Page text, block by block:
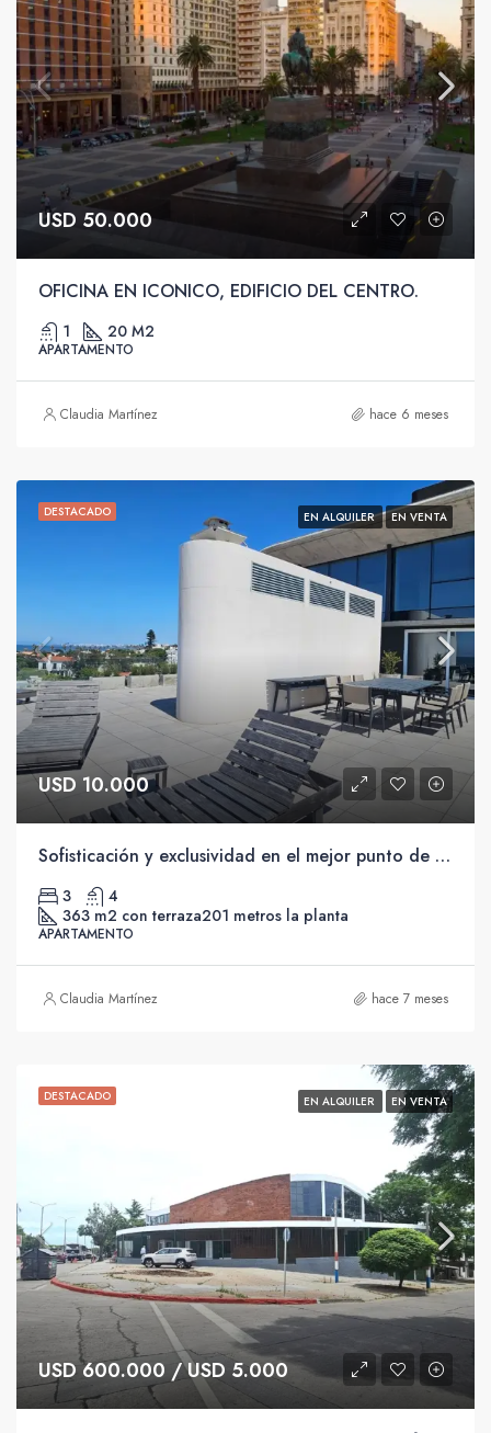
USD 50.000
OFICINA EN ICONICO, EDIFICIO DEL CENTRO.
1 20 M2
APARTAMENTO
Claudia Martínez hace 6 meses
DESTACADO EN ALQUILER EN VENTA
USD 10.000
Sofisticación y exclusividad en el mejor punto de la Rambla de Carrasco.
3
4
363 m2 con terraza201 metros la planta
APARTAMENTO
Claudia Martínez hace 7 meses
DESTACADO EN ALQUILER EN VENTA
USD 600.000 / USD 5.000